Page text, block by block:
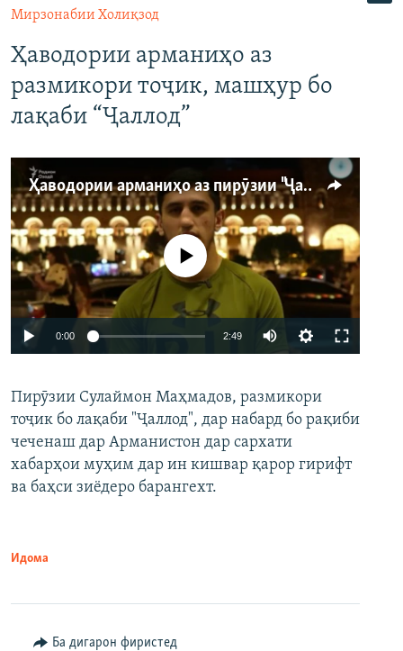
Мирзонабии Холиқзод
Ҳаводории арманиҳо аз
размикори тоҷик, машҳур бо
лақаби “Ҷаллод”
Ҳаводории арманиҳо аз пирӯзии "Ҷаллод"-и тоҷик
Auto 240p 360p 480p
720p 1080p
Феълан кор намекунад
0:00 2:49
360p
480p
Пирӯзии Сулаймон Маҳмадов, размикори
тоҷик бо лақаби "Ҷаллод", дар набард бо рақиби
чеченаш дар Арманистон дар сархати
хабарҳои муҳим дар ин кишвар қарор гирифт
ва баҳси зиёдеро барангехт.
Идома
Ба дигарон фиристед